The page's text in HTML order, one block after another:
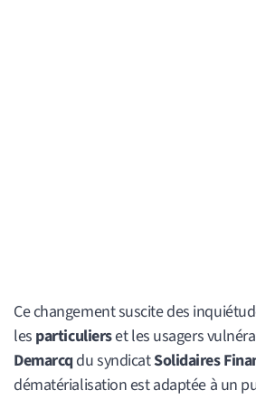
Ce changement suscite des
les particulierset les usagers
Demarcqdu syndicatSolidaires
dématérialisation est adaptée à un